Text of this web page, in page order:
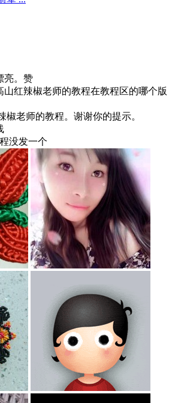
亮。赞
山红辣椒老师的教程在教程区的哪个版
椒老师的教程。谢谢你的提示。
没发一个